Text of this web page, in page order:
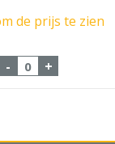
met env
de prijs te zien
- Thee Lipton
+